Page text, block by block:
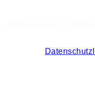
Datenschutz